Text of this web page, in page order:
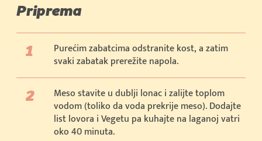
Priprema
Purećim zabatcima odstranite kost, a zatim
svaki zabatak prerežite napola.
Meso stavite u dublji lonac i zalijte toplom
vodom (toliko da voda prekrije meso). Dodajte
list lovora i Vegetu pa kuhajte na laganoj vatri
oko 40 minuta.